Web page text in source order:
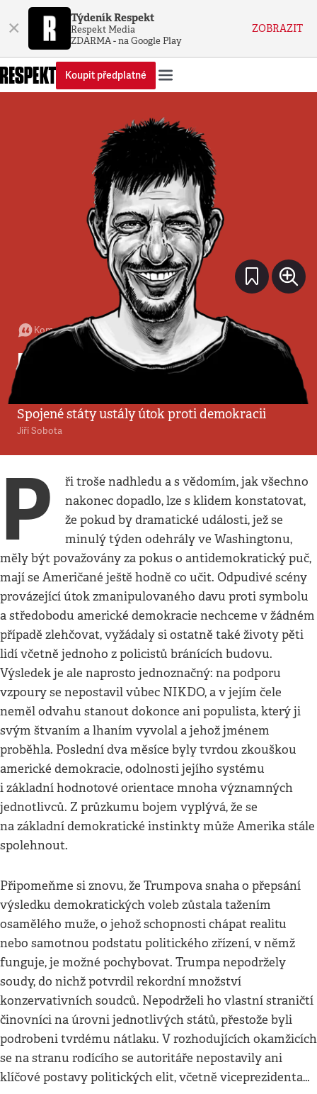
× Týdeník Respekt
Respekt Media
ZDARMA - na Google Play
ZOBRAZIT
Koupit předplatné
Komentář•10. 1. 2021 minuty
Dopadlo to výborně, jsme
Spojené státy ustály útok proti demokracii
Jiří Sobota
P
ři troše nadhledu a s vědomím, jak všechno
nakonec dopadlo, lze s klidem konstatovat,
že pokud by dramatické události, jež se
minulý týden odehrály ve Washingtonu,
měly být považovány za pokus o antidemokratický puč,
mají se Američané ještě hodně co učit. Odpudivé scény
provázející útok zmanipulovaného davu proti symbolu
a středobodu americké demokracie nechceme v žádném
případě zlehčovat, vyžádaly si ostatně také životy pěti
lidí včetně jednoho z policistů bránících budovu.
Výsledek je ale naprosto jednoznačný: na podporu
vzpoury se nepostavil vůbec NIKDO, a v jejím čele
neměl odvahu stanout dokonce ani populista, který ji
svým štvaním a lhaním vyvolal a jehož jménem
proběhla. Poslední dva měsíce byly tvrdou zkouškou
americké demokracie, odolnosti jejího systému
i základní hodnotové orientace mnoha významných
jednotlivců. Z průzkumu bojem vyplývá, že se
na základní demokratické instinkty může Amerika stále
spolehnout.
Připomeňme si znovu, že Trumpova snaha o přepsání
výsledku demokratických voleb zůstala tažením
osamělého muže, o jehož schopnosti chápat realitu
nebo samotnou podstatu politického zřízení, v němž
funguje, je možné pochybovat. Trumpa nepodržely
soudy, do nichž potvrdil rekordní množství
konzervativních soudců. Nepodrželi ho vlastní straničtí
činovníci na úrovni jednotlivých států, přestože byli
podrobeni tvrdému nátlaku. V rozhodujících okamžicích
se na stranu rodícího se autoritáře nepostavily ani
klíčové postavy politických elit, včetně viceprezidenta…